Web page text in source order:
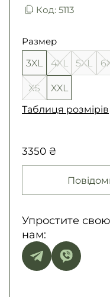
Код: 5113
Размер
3XL 4XL 5XL
XS
XXL
Таблиця розмірів
3350 ₴
Упростите
нам: